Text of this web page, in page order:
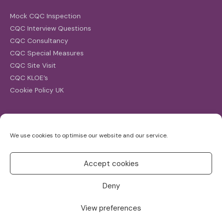
We use cookies to optimise our website and our service.
Accept cookies
Deny
View preferences
Mock CQC Inspection
CQC Interview Questions
CQC Consultancy
CQC Special Measures
CQC Site Visit
CQC KLOE’s
Cookie Policy UK
for: